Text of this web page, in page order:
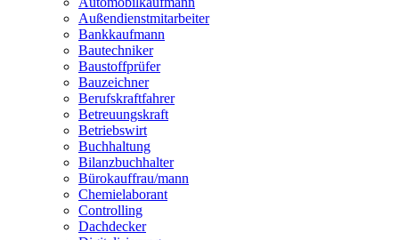
Zahntechniker
Zerspanungsmechaniker
Zollbeamter
Zweiradmechaniker
Außendienstmitarbeiter
Bankkaufmann
Bautechniker
Baustoffprüfer
Bauzeichner
Berufskraftfahrer
Betreuungskraft
Betriebswirt
Buchhaltung
Bilanzbuchhalter
Bürokauffrau/mann
Chemielaborant
Controlling
Dachdecker